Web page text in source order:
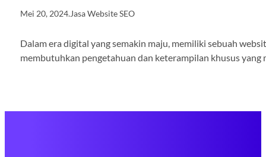
Mei 20, 2024.Jasa Website SEO
Dalam era digital yang semakin maju, memiliki sebuah
membutuhkan pengetahuan dan keterampilan khusus